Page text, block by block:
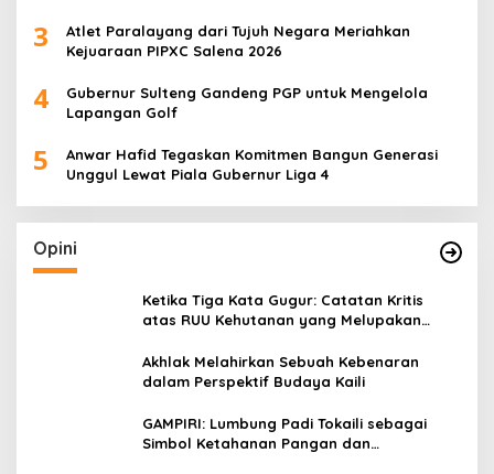
3
Atlet Paralayang dari Tujuh Negara Meriahkan
Kejuaraan PIPXC Salena 2026
4
Gubernur Sulteng Gandeng PGP untuk Mengelola
Lapangan Golf
5
Anwar Hafid Tegaskan Komitmen Bangun Generasi
Unggul Lewat Piala Gubernur Liga 4
Opini
Ketika Tiga Kata Gugur: Catatan Kritis
atas RUU Kehutanan yang Melupakan
Akhlak Melahirkan Sebuah Kebenaran
dalam Perspektif Budaya Kaili
GAMPIRI: Lumbung Padi Tokaili sebagai
Simbol Ketahanan Pangan dan